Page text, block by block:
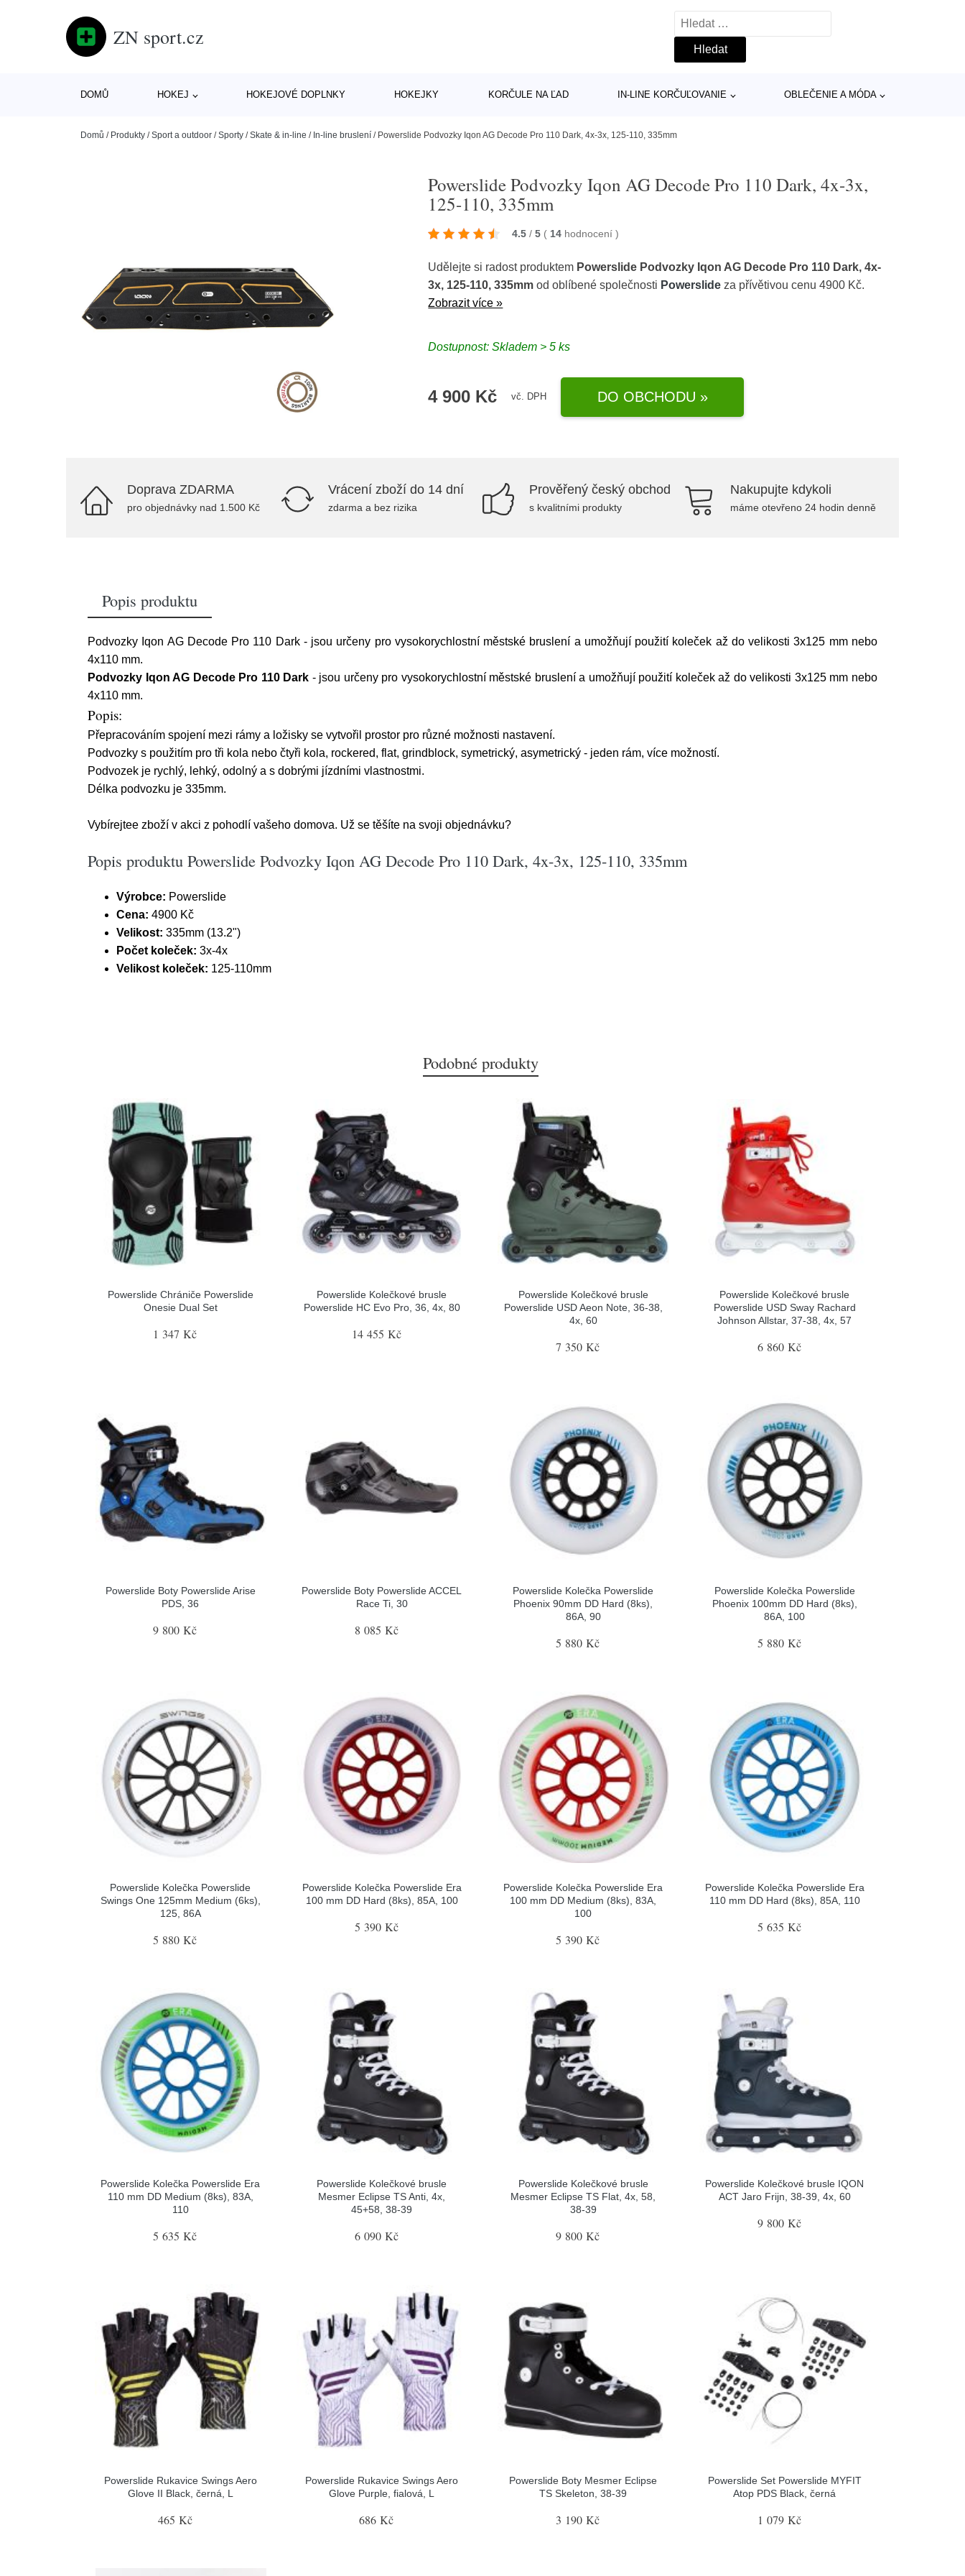
ZN sport.cz
Vyhledávání
DOMŮ HOKEJ HOKEJOVÉ DOPLNKY HOKEJKY KORČULE NA ĽAD IN-LINE KORČUĽOVANIE OBLEČENIE A MÓDA
Domů / Produkty /Sport a outdoor /Sporty /Skate & in-line / In-line bruslení / Powerslide Podvozky Iqon AG Decode Pro 110 Dark, 4x-3x, 125-110, 335mm
Powerslide Podvozky Iqon AG Decode Pro 110 Dark, 4x-3x,
125-110, 335mm
4.5 / 5 ( 14 hodnocení)
Udělejte si radost produktem Powerslide Podvozky Iqon AG Decode Pro 110 Dark, 4x-
3x, 125-110, 335mm od oblíbené společnosti Powerslide za přívětivou cenu 4900 Kč.
Zobrazit více »
Dostupnost: Skladem > 5 ks
4 900 Kč vč. DPH DO OBCHODU »
Doprava ZDARMA
pro objednávky nad 1.500 Kč
Vrácení zboží do 14 dní
zdarma a bez rizika
Prověřený český obchod
s kvalitními produkty
Nakupujte kdykoli
máme otevřeno 24 hodin denně
Popis produktu
Podvozky Iqon AG Decode Pro 110 Dark - jsou určeny pro vysokorychlostní městské bruslení a umožňují použití koleček až do velikosti 3x125 mm nebo
4x110 mm.
Podvozky Iqon AG Decode Pro 110 Dark - jsou určeny pro vysokorychlostní městské bruslení a umožňují použití koleček až do velikosti 3x125 mm nebo
4x110 mm.
Popis:
Přepracováním spojení mezi rámy a ložisky se vytvořil prostor pro různé možnosti nastavení.
Podvozky s použitím pro tři kola nebo čtyři kola, rockered, flat, grindblock, symetrický, asymetrický - jeden rám, více možností.
Podvozek je rychlý, lehký, odolný a s dobrými jízdními vlastnostmi.
Délka podvozku je 335mm.
Vybírejtee zboží v akci z pohodlí vašeho domova. Už se těšíte na svoji objednávku?
Popis produktu Powerslide Podvozky Iqon AG Decode Pro 110 Dark, 4x-3x, 125-110, 335mm
Výrobce: Powerslide
Cena: 4900 Kč
Velikost: 335mm (13.2")
Počet koleček: 3x-4x
Velikost koleček: 125-110mm
Podobné produkty
Powerslide Chrániče Powerslide
Onesie Dual Set
1 347 Kč
Powerslide Kolečkové brusle
Powerslide HC Evo Pro, 36, 4x, 80
14 455 Kč
Powerslide Kolečkové brusle
Powerslide USD Aeon Note, 36-38,
4x, 60
7 350 Kč
Powerslide Kolečkové brusle
Powerslide USD Sway Rachard
Johnson Allstar, 37-38, 4x, 57
6 860 Kč
Powerslide Boty Powerslide Arise
PDS, 36
9 800 Kč
Powerslide Boty Powerslide ACCEL
Race Ti, 30
8 085 Kč
Powerslide Kolečka Powerslide
Phoenix 90mm DD Hard (8ks),
86A, 90
5 880 Kč
Powerslide Kolečka Powerslide
Phoenix 100mm DD Hard (8ks),
86A, 100
5 880 Kč
Powerslide Kolečka Powerslide
Swings One 125mm Medium (6ks),
125, 86A
5 880 Kč
Powerslide Kolečka Powerslide Era
100 mm DD Hard (8ks), 85A, 100
5 390 Kč
Powerslide Kolečka Powerslide Era
100 mm DD Medium (8ks), 83A,
100
5 390 Kč
Powerslide Kolečka Powerslide Era
110 mm DD Hard (8ks), 85A, 110
5 635 Kč
Powerslide Kolečka Powerslide Era
110 mm DD Medium (8ks), 83A,
110
5 635 Kč
Powerslide Kolečkové brusle
Mesmer Eclipse TS Anti, 4x,
45+58, 38-39
6 090 Kč
Powerslide Kolečkové brusle
Mesmer Eclipse TS Flat, 4x, 58,
38-39
9 800 Kč
Powerslide Kolečkové brusle IQON
ACT Jaro Frijn, 38-39, 4x, 60
9 800 Kč
Powerslide Rukavice Swings Aero
Glove II Black, černá, L
465 Kč
Powerslide Rukavice Swings Aero
Glove Purple, fialová, L
686 Kč
Powerslide Boty Mesmer Eclipse
TS Skeleton, 38-39
3 190 Kč
Powerslide Set Powerslide MYFIT
Atop PDS Black, černá
1 079 Kč